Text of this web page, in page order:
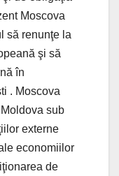
Moscova
să renunţe la
şi să
în
. Moscova
sub
externe
economiilor
de